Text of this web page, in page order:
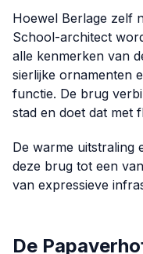
Hoewel Berlage zelf
School-architect
alle kenmerken van
sierlijke ornamenten
functie. De brug
stad en doet dat met
De warme uitstraling
deze brug tot een
van expressieve
De